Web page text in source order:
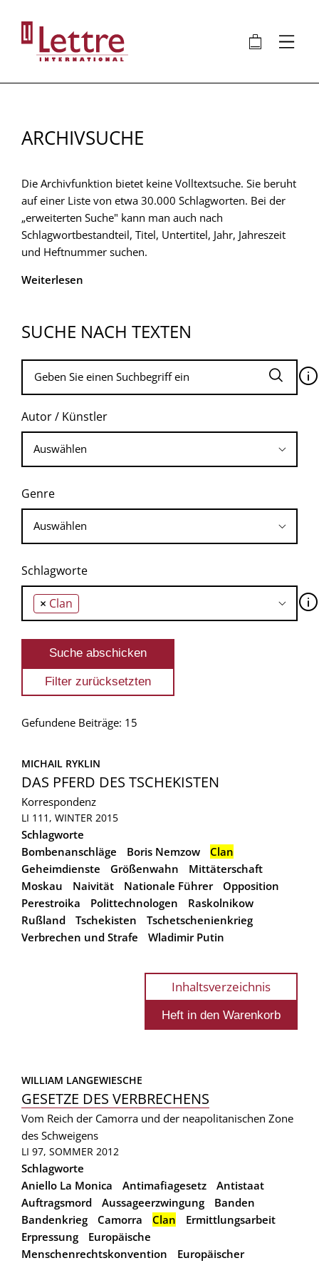
Inhalt
🛍 ⋮
ARCHIVSUCHE
Die Archivfunktion bietet keine Volltextsuche. Sie beruht
auf einer Liste von etwa 30.000 Schlagworten. Bei der
„erweiterten Suche" kann man auch nach
Schlagwortbestandteil, Titel, Untertitel, Jahr, Jahreszeit
und Heftnummer suchen.
Weiterlesen
SUCHE NACH TEXTEN
🛈
Autor / Künstler
Genre
Schlagworte
× Clan 🛈
Gefundene Beiträge: 15
MICHAIL RYKLIN
DAS PFERD DES TSCHEKISTEN
Korrespondenz
LI 111, WINTER 2015
Schlagworte
Bombenanschläge
Boris Nemzow
Clan
Geheimdienste
Größenwahn
Mittäterschaft
Moskau
Naivität Nationale Führer
Opposition
Perestroika
Polittechnologen
Raskolnikow
Rußland
Tschekisten
Tschetschenienkrieg
Verbrechen und Strafe
Wladimir Putin
Inhaltsverzeichnis
WILLIAM LANGEWIESCHE
GESETZE DES VERBRECHENS
Vom Reich der Camorra und der neapolitanischen Zone
des Schweigens
LI 97, SOMMER 2012
Schlagworte
Aniello La Monica
Antimafiagesetz
Antistaat
Auftragsmord
Aussageerzwingung
Banden
Bandenkrieg
Camorra Clan
Ermittlungsarbeit
Erpressung
Europäische
Menschenrechtskonvention
Europäischer